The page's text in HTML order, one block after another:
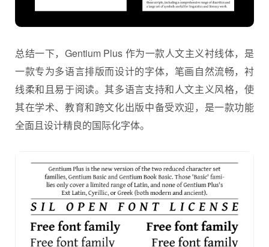
总结一下，Gentium Plus 作为一款人文主义衬线体，是
一款专为多语言排版而设计的字体，笔画自然流畅，衬
线柔和且易于阅读。其多语言支持和人文主义风格，使
其在学术、教育和跨文化出版中备受欢迎，是一款功能
全面且设计精良的国际化字体。